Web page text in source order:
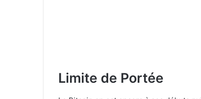
Limite de Portée